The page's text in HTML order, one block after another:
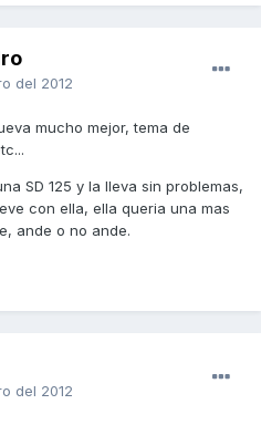
del 2012
mucho mejor, tema de
SD 125 y la lleva sin problemas,
con ella, ella queria una mas
ande o no ande.
del 2012